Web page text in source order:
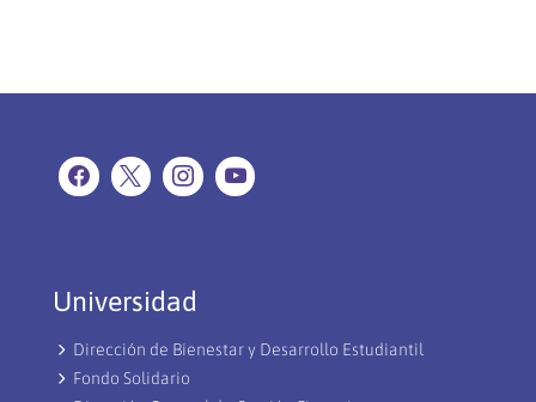
Universidad
Dirección de Bienestar y Desarrollo Estudiantil
Fondo Solidario